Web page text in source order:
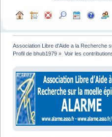
Association Libre d'Aide a la Recherche
Profil de bhub1979 » Voir les